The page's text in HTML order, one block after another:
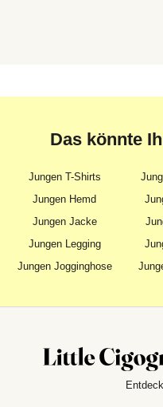
Das könnte
Jungen T-Shirts
Jungen Hemd
Jungen Jacke
Jungen Legging
Jungen Jogginghose